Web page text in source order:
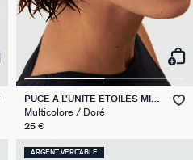
PUCE À L'UNITÉ ÉTOILES MIX
& MATCH
Multicolore / Doré
25 €
ARGENT VÉRITABLE